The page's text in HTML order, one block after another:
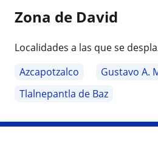
Zona de David
Localidades a las que se
Azcapotzalco
Gustavo A.
Tlalnepantla de Baz